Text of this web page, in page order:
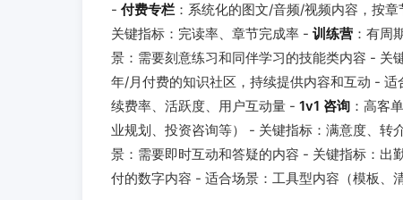
- 付费专栏 ：系统化的图文/音频/视频内容，按
关键指标：完读率、章节完成率 - 训练营 ：有周
景：需要刻意练习和同伴学习的技能类内容 - 关
年/月付费的知识社区，持续提供内容和互动 -
续费率、活跃度、用户互动量 - 1v1 咨询 ：高客
业规划、投资咨询等） - 关键指标：满意度、转
景：需要即时互动和答疑的内容 - 关键指标：出
付的数字内容 - 适合场景：工具型内容（模板、